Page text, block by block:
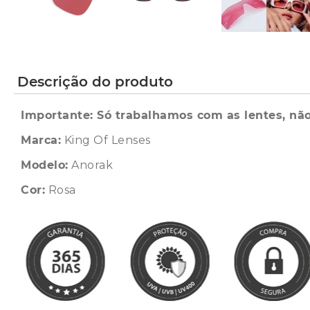
Descrição do produto
Importante: Só trabalhamos com as lentes,
Marca: King Of Lenses
Modelo: Anorak
Cor: Rosa